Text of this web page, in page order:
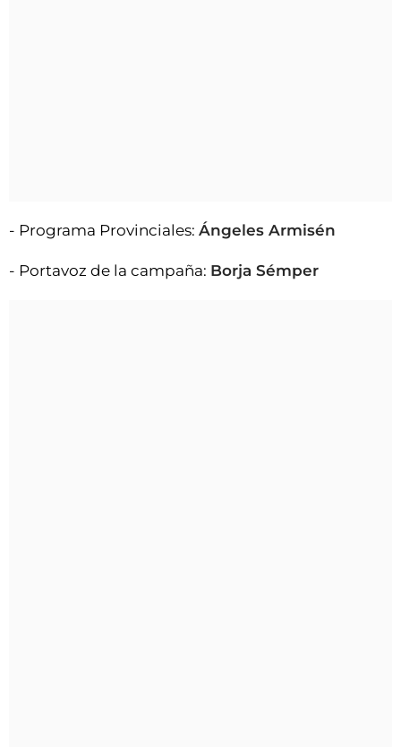
- Programa Provinciales: Ángeles Armisén
- Portavoz de la campaña: Borja Sémper